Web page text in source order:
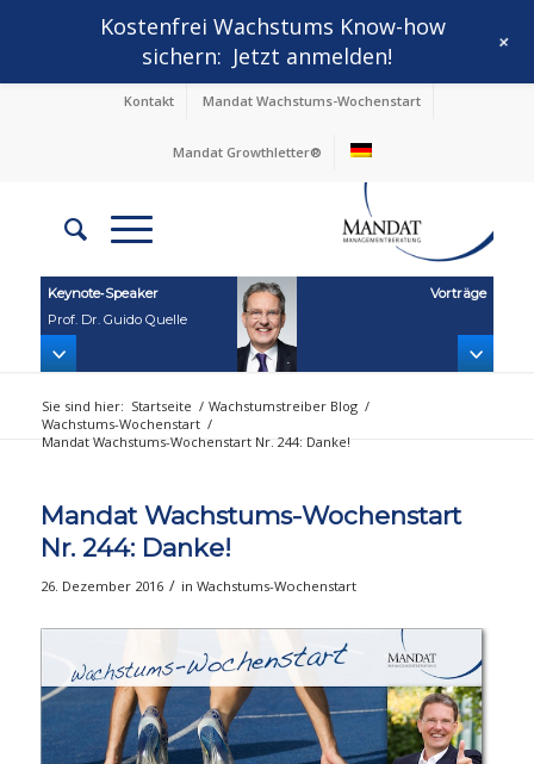
Kontakt Mandat Wachstums-Wochenstart
Mandat Growthletter®
Keynote‑Speaker
Prof. Dr. Guido Quelle
Vorträge
Sie sind hier: Startseite / Wachstumstreiber Blog /
Wachstums-Wochenstart /
Mandat Wachstums-Wochenstart Nr. 244: Danke!
Mandat Wachstums-Wochenstart
Nr. 244: Danke!
26. Dezember 2016 / in Wachstums-Wochenstart
Kostenfrei Wachstums Know-how
sichern: Jetzt anmelden! +